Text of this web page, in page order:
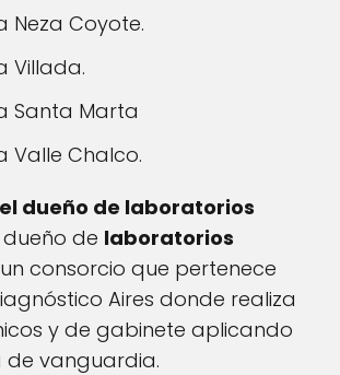
Neza Coyote.
Villada.
Santa Marta
Valle Chalco.
dueño de laboratorios
dueño de laboratorios
consorcio que pertenece
Aires donde realiza
y de gabinete aplicando
vanguardia.